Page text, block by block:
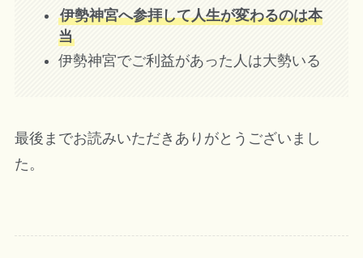
伊勢神宮へ参拝して人生が変わるのは本
当
伊勢神宮でご利益があった人は大勢いる
最後までお読みいただきありがとうございまし
た。